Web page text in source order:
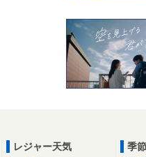
レジャー天気
季